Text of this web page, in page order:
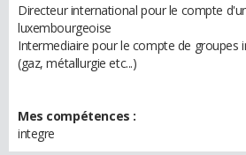
Directeur international pour le compte
luxembourgeoise
Intermediaire pour le compte de groupes
(gaz, métallurgie etc...)
Mes compétences :
integre